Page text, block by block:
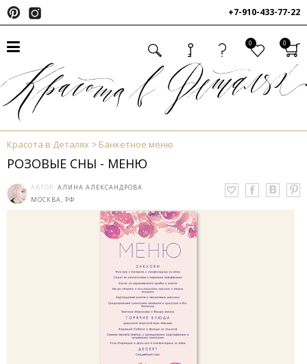
+7-910-433-77-22
0 0
Красота в Деталях Банкетное меню
РОЗОВЫЕ СНЫ - МЕНЮ
АВТОР: АЛИНА АЛЕКСАНДРОВА
МОСКВА, РФ